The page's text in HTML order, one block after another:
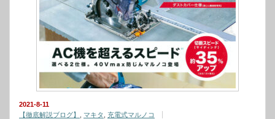
2021-8-11
【徹底解説ブログ】
マキタ
充電式マルノコ